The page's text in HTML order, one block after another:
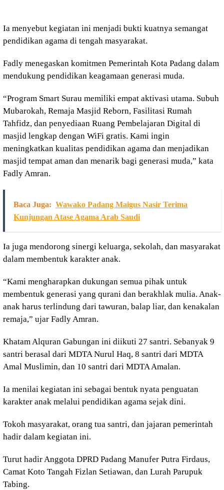
Ia menyebut kegiatan ini menjadi bukti kuatnya semangat
pendidikan agama di tengah masyarakat.
Fadly menegaskan komitmen Pemerintah Kota Padang dalam
mendukung pendidikan keagamaan generasi muda.
“Program Smart Surau memiliki empat aktivasi utama. Subuh
Mubarokah, Remaja Masjid Reborn, Fasilitasi Rumah
Tahfidz, dan penyediaan Ruang Pembelajaran Digital di
masjid lengkap dengan WiFi gratis. Kami ingin
meningkatkan kualitas pendidikan agama dan menjadikan
masjid tempat aman dan menarik bagi generasi muda,” kata
Fadly Amran.
Baca Juga: Wawako Padang Maigus Nasir Terima
Kunjungan Atase Agama Arab Saudi
Ia juga mendorong sinergi keluarga, sekolah, dan masyarakat
dalam membentuk karakter anak.
“Kami mengharapkan dukungan semua pihak untuk
membentuk generasi yang qurani dan berakhlak mulia. Anak-
anak harus terlindung dari tawuran, balap liar, dan kenakalan
remaja,” ujar Fadly Amran.
Khatam Alquran Gabungan ini diikuti 27 santri. Sebanyak 9
santri berasal dari MDTA Nurul Haq, 8 santri dari MDTA
Amal Muslimin, dan 10 santri dari MDTA Amalan.
Ia menilai kegiatan ini sebagai bentuk nyata penguatan
karakter anak melalui pendidikan agama sejak dini.
Tokoh masyarakat, orang tua santri, dan jajaran pemerintah
hadir dalam kegiatan ini.
Turut hadir Anggota DPRD Padang Manufer Putra Firdaus,
Camat Koto Tangah Fizlan Setiawan, dan Lurah Parupuk
Tabing.